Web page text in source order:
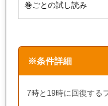
巻ごとの試し読み
※条件詳細
7時と19時に回復する